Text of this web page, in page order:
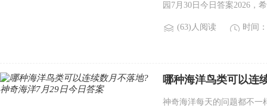
园7月30日今日答案2026，
(63)人阅读 时间
哪种海洋鸟类可以连
神奇海洋每天的问题都不一